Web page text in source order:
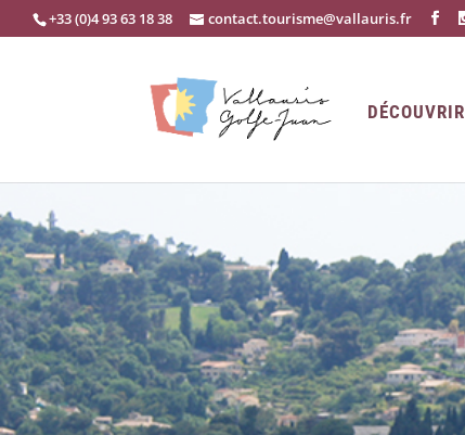
+33 (0)4 93 63 18 38 contact.tourisme@vallauris.fr
DÉCOUVRIR